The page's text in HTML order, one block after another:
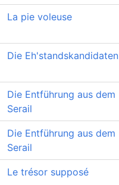
La pie voleuse
Die Eh'standskandidaten
Die Entführung aus dem
Serail
Die Entführung aus dem
Serail
Le trésor supposé